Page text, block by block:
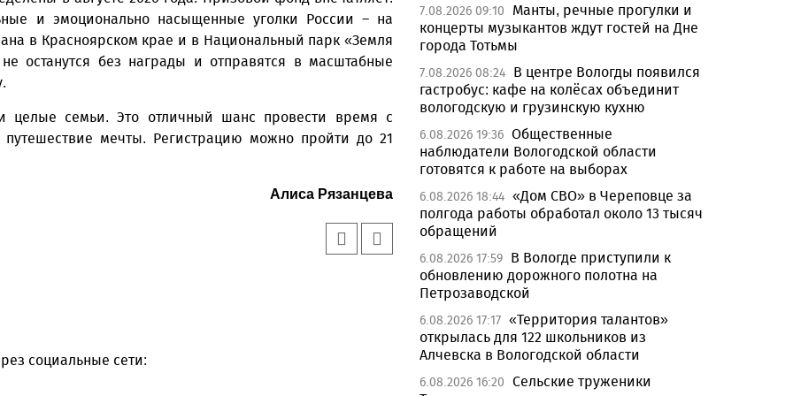
и эмоционально насыщенные уголки России – на
в Красноярском крае и в Национальный парк «Земля
останутся без награды и отправятся в масштабные
целые семьи. Это отличный шанс провести время с
мечты. Регистрацию можно пройти до 21
Алиса Рязанцева
социальные сети:
7.08.2026 09:10
Манты, речные прогулки и
концерты музыкантов ждут гостей на Дне
города Тотьмы
7.08.2026 08:24 В центре Вологды появился
гастробус: кафе на колёсах объединит
вологодскую и грузинскую кухню
6.08.2026 19:36 Общественные
наблюдатели Вологодской области
готовятся к работе на выборах
6.08.2026 18:44 «Дом СВО» в Череповце за
полгода работы обработал около 13 тысяч
обращений
6.08.2026 17:59 В Вологде приступили к
обновлению дорожного полотна на
Петрозаводской
6.08.2026 17:17 «Территория талантов»
открылась для 122 школьников из
Алчевска в Вологодской области
6.08.2026 16:20 Сельские труженики